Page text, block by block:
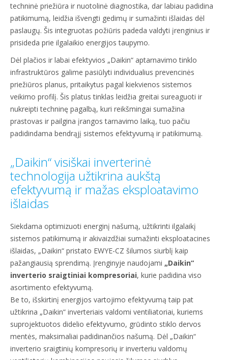
techninė priežiūra ir nuotolinė diagnostika, dar labiau padidina
patikimumą, leidžia išvengti gedimų ir sumažinti išlaidas dėl
paslaugų. Šis integruotas požiūris padeda valdyti įrenginius ir
prisideda prie ilgalaikio energijos taupymo.
Dėl plačios ir labai efektyvios „Daikin“ aptarnavimo tinklo
infrastruktūros galime pasiūlyti individualius prevencinės
priežiūros planus, pritaikytus pagal kiekvienos sistemos
veikimo profilį. Šis platus tinklas leidžia greitai sureaguoti ir
nukreipti techninę pagalbą, kuri reikšmingai sumažina
prastovas ir pailgina įrangos tarnavimo laiką, tuo pačiu
padidindama bendrąjį sistemos efektyvumą ir patikimumą.
„Daikin“ visiškai inverterinė
technologija užtikrina aukštą
efektyvumą ir mažas eksploatavimo
išlaidas
Siekdama optimizuoti energinį našumą, užtikrinti ilgalaikį
sistemos patikimumą ir akivaizdžiai sumažinti eksploatacines
išlaidas, „Daikin“ pristato EWYE-CZ šilumos siurblį kaip
pažangiausią sprendimą. Įrenginyje naudojami „Daikin“
inverterio sraigtiniai kompresoriai, kurie padidina viso
asortimento efektyvumą.
Be to, išskirtinį energijos vartojimo efektyvumą taip pat
užtikrina „Daikin“ inverteriais valdomi ventiliatoriai, kuriems
suprojektuotos didelio efektyvumo, grūdinto stiklo dervos
mentės, maksimaliai padidinančios našumą. Dėl „Daikin“
inverterio sraigtinių kompresorių ir inverteriu valdomų